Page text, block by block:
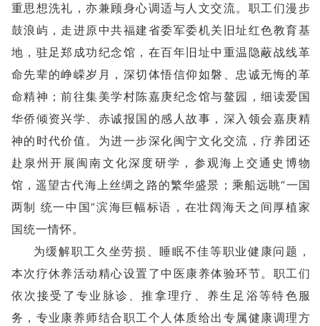
重思想洗礼，亦兼顾身心调适与人文交流。职工们漫步
鼓浪屿，走进原中共福建省委军委机关旧址红色教育基
地，驻足郑成功纪念馆，在百年旧址中重温隐蔽战线革
命先辈的峥嵘岁月，深切体悟信仰如磐、忠诚无悔的革
命精神；前往集美学村陈嘉庚纪念馆与鳌园，细读爱国
华侨倾资兴学、赤诚报国的感人故事，深入领会嘉庚精
神的时代价值。为进一步深化闽宁文化交流，疗养团还
赴泉州开展闽南文化深度研学，参观海上交通史博物
馆，遥望古代海上丝绸之路的繁华盛景；乘船远眺“一国
两制 统一中国”滨海巨幅标语，在壮阔海天之间厚植家
国统一情怀。
为缓解职工久坐劳损、睡眠不佳等职业健康问题，
本次疗休养活动精心设置了中医康养体验环节。职工们
依次接受了专业脉诊、推拿理疗、养生足浴等特色服
务，专业康养师结合职工个人体质给出专属健康调理方